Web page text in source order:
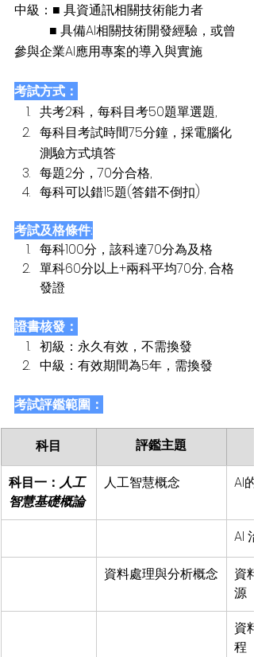
中級：■ 具資通訊相關技術能力者
■ 具備AI相關技術開發經驗，或曾
參與企業AI應用專案的導入與實施
考試方式：
共考2科，每科目考50題單選題,
每科目考試時間75分鐘，採電腦化
測驗方式填答
每題2分，70分合格,
每科可以錯15題(答錯不倒扣)
考試及格條件:
每科100分，該科達70分為及格
單科60分以上+兩科平均70分, 合格
發證
證書核發：
初級：永久有效，不需換發
中級：有效期間為5年，需換發
考試評鑑範圍：
科目 評鑑主題
科目一： 人工
智慧基礎概論
人工智慧概念
AI
資料處理與分析概念
資
源
資
程